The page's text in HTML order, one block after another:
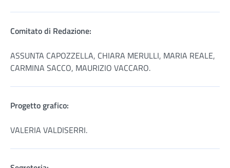
Comitato di Redazione:
ASSUNTA CAPOZZELLA, CHIARA MERULLI, MARIA REALE,
CARMINA SACCO, MAURIZIO VACCARO.
Progetto grafico:
VALERIA VALDISERRI.